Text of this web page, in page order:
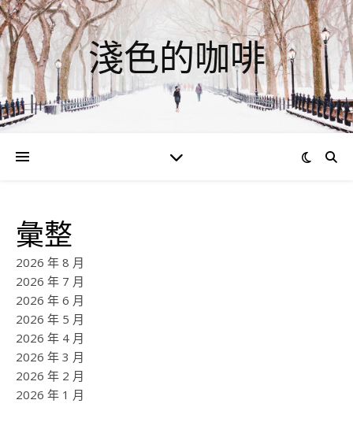
淺色的咖啡
彙整
2026 年 8 月
2026 年 7 月
2026 年 6 月
2026 年 5 月
2026 年 4 月
2026 年 3 月
2026 年 2 月
2026 年 1 月